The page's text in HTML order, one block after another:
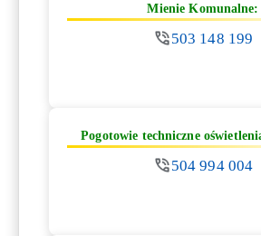
Mienie Komunalne:
503 148 199
Pogotowie techniczne
504 994 004